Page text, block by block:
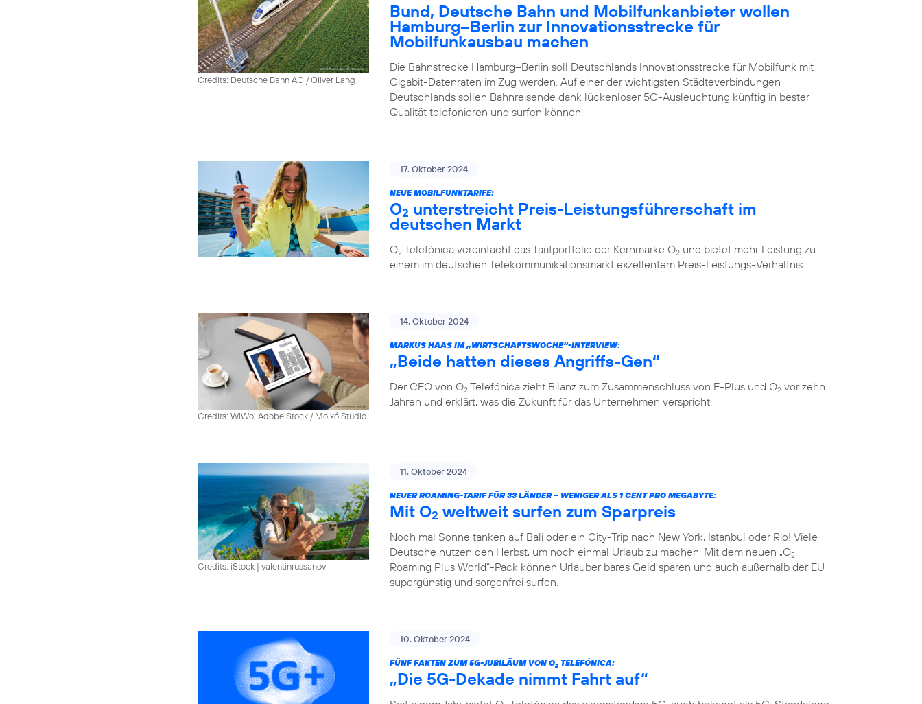
Credits: Deutsche Bahn AG / Oliver Lang
Bund, Deutsche Bahn und Mobilfunkanbieter wollen
Hamburg–Berlin zur Innovationsstrecke für
Mobilfunkausbau machen
Die Bahnstrecke Hamburg–Berlin soll Deutschlands Innovationsstrecke für Mobilfunk mit
Gigabit-Datenraten im Zug werden. Auf einer der wichtigsten Städteverbindungen
Deutschlands sollen Bahnreisende dank lückenloser 5G-Ausleuchtung künftig in bester
Qualität telefonieren und surfen können.
17. Oktober 2024
NEUE MOBILFUNKTARIFE:
O2 unterstreicht Preis-Leistungsführerschaft im
deutschen Markt
O2 Telefónica vereinfacht das Tarifportfolio der Kernmarke O2 und bietet mehr Leistung zu
einem im deutschen Telekommunikationsmarkt exzellentem Preis-Leistungs-Verhältnis.
Credits: WiWo, Adobe Stock / Moixó Studio
14. Oktober 2024
MARKUS HAAS IM „WIRTSCHAFTSWOCHE“-INTERVIEW:
„Beide hatten dieses Angriffs-Gen“
Der CEO von O2 Telefónica zieht Bilanz zum Zusammenschluss von E-Plus und O2 vor zehn
Jahren und erklärt, was die Zukunft für das Unternehmen verspricht.
Credits: iStock | valentinrussanov
11. Oktober 2024
NEUER ROAMING-TARIF FÜR 33 LÄNDER – WENIGER ALS 1 CENT PRO MEGABYTE:
Mit O2 weltweit surfen zum Sparpreis
Noch mal Sonne tanken auf Bali oder ein City-Trip nach New York, Istanbul oder Rio! Viele
Deutsche nutzen den Herbst, um noch einmal Urlaub zu machen. Mit dem neuen „O2
Roaming Plus World“-Pack können Urlauber bares Geld sparen und auch außerhalb der EU
supergünstig und sorgenfrei surfen.
10. Oktober 2024
FÜNF FAKTEN ZUM 5G-JUBILÄUM VON O2 TELEFÓNICA:
„Die 5G-Dekade nimmt Fahrt auf“